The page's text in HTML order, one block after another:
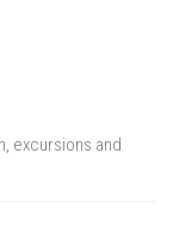
excursions and